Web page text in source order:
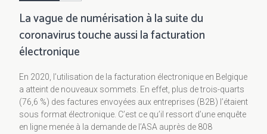
La vague de numérisation à la suite du
coronavirus touche aussi la facturation
électronique
En 2020, l’utilisation de la facturation électronique en Belgique
a atteint de nouveaux sommets. En effet, plus de trois-quarts
(76,6 %) des factures envoyées aux entreprises (B2B) l’étaient
sous format électronique. C’est ce qu’il ressort d’une enquête
en ligne menée à la demande de l’ASA auprès de 808